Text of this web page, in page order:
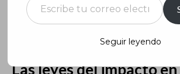
Las leyes del impacto
Seguir leyendo